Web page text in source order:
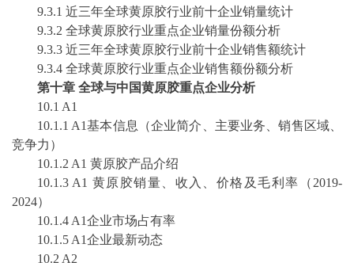
9.3.1 近三年全球黄原胶行业前十企业销量统计
9.3.2 全球黄原胶行业重点企业销量份额分析
9.3.3 近三年全球黄原胶行业前十企业销售额统计
9.3.4 全球黄原胶行业重点企业销售额份额分析
第十章 全球与中国黄原胶重点企业分析
10.1 A1
10.1.1 A1基本信息（企业简介、主要业务、销售区域、
竞争力）
10.1.2 A1 黄原胶产品介绍
10.1.3 A1 黄原胶销量、收入、价格及毛利率（ 2019-
2024）
10.1.4 A1企业市场占有率
10.1.5 A1企业最新动态
10.2 A2